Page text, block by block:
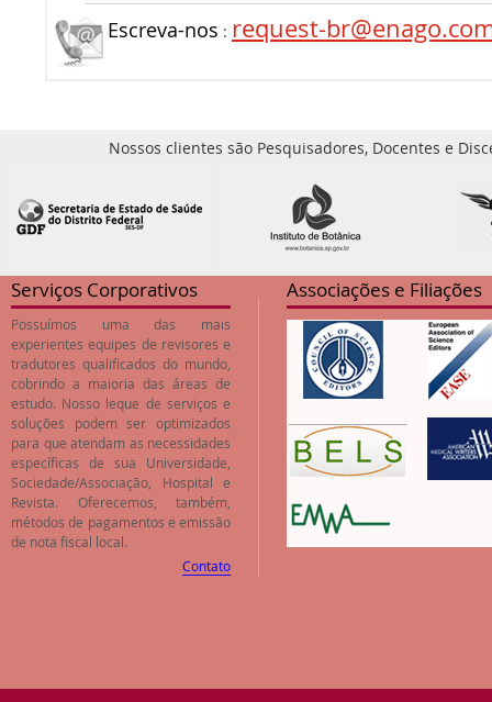
Escreva-nos : request-
Nossos clientes são Pesquisadores, Docentes e
Serviços Corporativos
Possuímos uma das mais
experientes equipes de revisores e
tradutores qualificados do mundo,
cobrindo a maioria das áreas de
estudo. Nosso leque de serviços e
soluções podem ser optimizados
para que atendam as necessidades
específicas de sua Universidade,
Sociedade/Associação, Hospital e
Revista. Oferecemos, também,
métodos de pagamentos e emissão
de nota fiscal local.
Contato
Associações e Filiações